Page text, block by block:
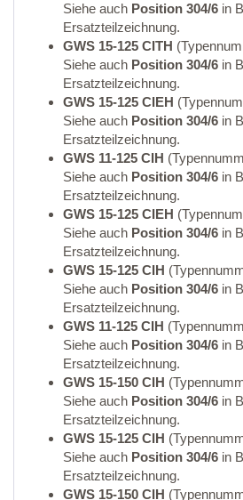
Siehe auch Position 304/6 in
Ersatzteilzeichnung.
GWS 15-125 CITH
Siehe auch Position 304/6 in
Ersatzteilzeichnung.
GWS 15-125 CIEH
Siehe auch Position 304/6 in
Ersatzteilzeichnung.
GWS 11-125 CIH
Siehe auch Position 304/6 in
Ersatzteilzeichnung.
GWS 15-125 CIEH
Siehe auch Position 304/6 in
Ersatzteilzeichnung.
GWS 15-125 CIH
Siehe auch Position 304/6 in
Ersatzteilzeichnung.
GWS 11-125 CIH
Siehe auch Position 304/6 in
Ersatzteilzeichnung.
GWS 15-150 CIH
Siehe auch Position 304/6 in
Ersatzteilzeichnung.
GWS 15-125 CIH
Siehe auch Position 304/6 in
Ersatzteilzeichnung.
GWS 15-150 CIH